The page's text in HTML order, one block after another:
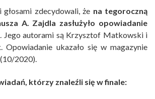
zdecydowali, że na tegoroczną
A. Zajdla zasłużyło opowiadanie
. Jego autorami są Krzysztof Matkowski i
Opowiadanie ukazało się w magazynie
2020).
którzy znaleźli się w finale: